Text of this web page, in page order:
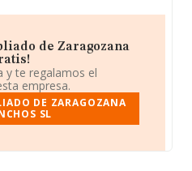
de Zaragozana
y te regalamos el
empresa.
DE ZARAGOZANA
SL